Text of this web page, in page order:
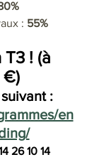
: 55%
! (à
€)
:
en
26 10 14